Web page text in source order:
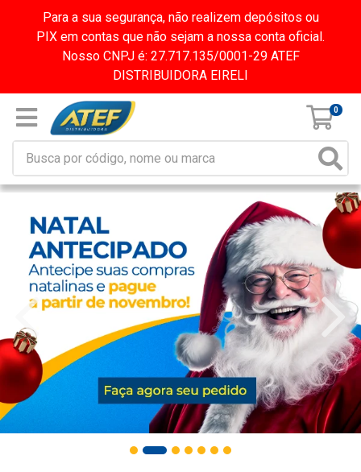
Para a sua segurança, não realizem depósitos ou
PIX em contas que não sejam a nossa conta oficial.
Nosso CNPJ é: 27.717.135/0001-29 ATEF
DISTRIBUIDORA EIRELI
0